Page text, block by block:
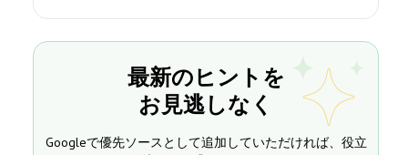
最新のヒントを
お見逃しなく
Googleで優先ソースとして追加していただければ、役立